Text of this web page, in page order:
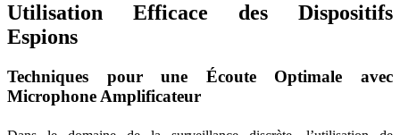
Utilisation Efficace des Dispositifs
Espions
Techniques pour une Écoute Optimale avec
Microphone Amplificateur